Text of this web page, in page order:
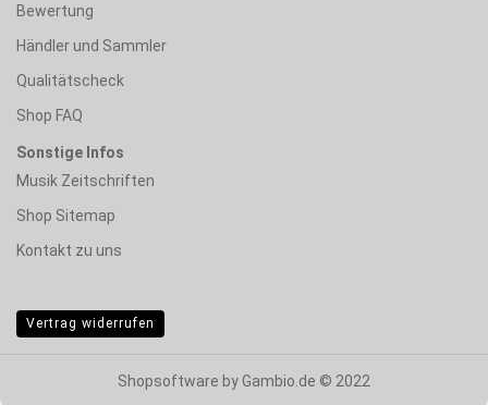
Bewertung
Händler und Sammler
Qualitätscheck
Shop FAQ
Sonstige Infos
Musik Zeitschriften
Shop Sitemap
Kontakt zu uns
Vertrag widerrufen
Shopsoftware by Gambio.de © 2022